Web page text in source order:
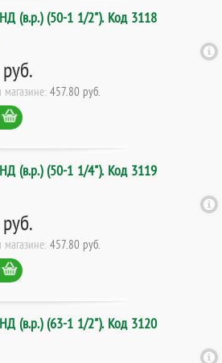
(в.р.) (50-1 1/2"). Код 3118
457.80 руб.
(в.р.) (50-1 1/4"). Код 3119
457.80 руб.
(в.р.) (63-1 1/2"). Код 3120